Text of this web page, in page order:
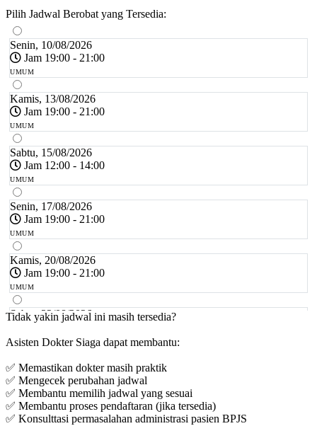
Pilih Jadwal Berobat yang Tersedia:
Senin, 10/08/2026
Jam 19:00 - 21:00
UMUM
Kamis, 13/08/2026
Jam 19:00 - 21:00
UMUM
Sabtu, 15/08/2026
Jam 12:00 - 14:00
UMUM
Senin, 17/08/2026
Jam 19:00 - 21:00
UMUM
Kamis, 20/08/2026
Jam 19:00 - 21:00
UMUM
Sabtu, 22/08/2026
Jam 12:00 - 14:00
UMUM
Senin, 24/08/2026
Jam 19:00 - 21:00
UMUM
Kamis, 27/08/2026
Tidak yakin jadwal ini masih tersedia?
Asisten Dokter Siaga dapat membantu:
✅ Memastikan dokter masih praktik
✅ Mengecek perubahan jadwal
✅ Membantu memilih jadwal yang sesuai
✅ Membantu proses pendaftaran (jika tersedia)
✅ Konsulttasi permasalahan administrasi pasien BPJS